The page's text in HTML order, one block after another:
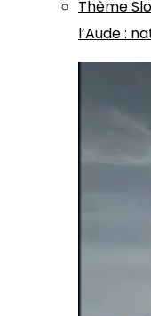
Thème
l’Aude :